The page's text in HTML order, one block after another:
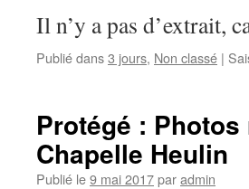
Il n’y a pas d’extrait,
Publié dans3 jours, Non classé |
Protégé :
Chapelle Heulin
Publié le9 mai 2017paradmin